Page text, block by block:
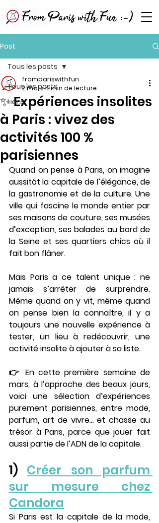
Post
Tous les posts
Liens
Tous les posts
✨ Expériences insolites
à Paris : vivez des
activités 100 %
parisiennes
frompariswithfun
2 mars4 min de lecture
Quand on pense à Paris, on imagine
aussitôt la capitale de l’élégance, de
la gastronomie et de la culture. Une
ville qui fascine le monde entier par
ses maisons de couture, ses musées
d’exception, ses balades au bord de
la Seine et ses quartiers chics où il
fait bon flâner.
Mais Paris a ce talent unique : ne
jamais s’arrêter de surprendre.
Même quand on y vit, même quand
on pense bien la connaître, il y a
toujours une nouvelle expérience à
tester, un lieu à redécouvrir, une
activité insolite à ajouter à sa liste.
👉 En cette première semaine de
mars, à l’approche des beaux jours,
voici une sélection d’expériences
purement parisiennes, entre mode,
parfum, art de vivre… et chasse au
trésor à Paris, parce que jouer fait
aussi partie de l’ADN de la capitale.
1) Créer son parfum
sur mesure chez
Candora
Si Paris est la capitale de la mode,